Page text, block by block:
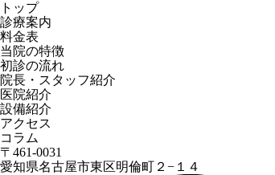
トップ
診療案内
料金表
当院の特徴
初診の流れ
院長・スタッフ紹介
医院紹介
設備紹介
アクセス
コラム
〒461-0031
愛知県名古屋市東区明倫町２−１４